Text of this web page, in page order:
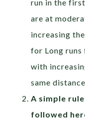
run in the
are at
increasing
for Long
with
same
A simple
followed